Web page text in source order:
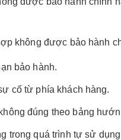
không được bảo hành
bảo hành.
cố từ phía khách hàng.
đúng theo bảng
trong quá trình tự sử